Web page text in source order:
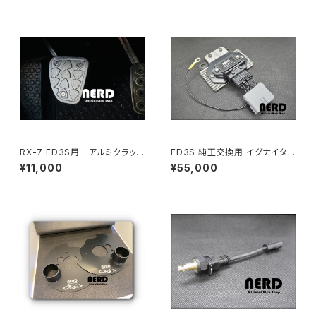
RX-7 FD3S用 アルミクラッチ
ペダルカバー （ハイリフト15m
m）
¥11,000
FD3S 純正交換用 イグナイタ
キット (FD3S Ignition Mod
ule Kit) N3A1-18-251互換
¥55,000